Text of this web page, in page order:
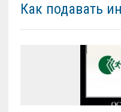
Как подавать